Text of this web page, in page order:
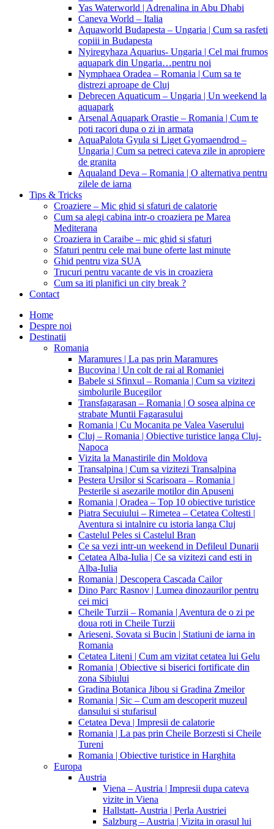
Yas Waterworld | Adrenalina in Abu Dhabi
Caneva World – Italia
Aquaworld Budapesta – Ungaria | Cum sa rasfeti
copiii in Budapesta
Nyiregyhaza Aquarius- Ungaria | Cel mai frumos
aquapark din Ungaria…pentru noi
Nymphaea Oradea – Romania | Cum sa te
distrezi aproape de Cluj
Debrecen Aquaticum – Ungaria | Un weekend la
aquapark
Arsenal Aquapark Orastie – Romania | Cum te
poti racori dupa o zi in armata
AquaPalota Gyula si Liget Gyomaendrod –
Ungaria | Cum sa petreci cateva zile in apropiere
de granita
Aqualand Deva – Romania | O alternativa pentru
zilele de iarna
Tips & Tricks
Croaziere – Mic ghid si sfaturi de calatorie
Cum sa alegi cabina intr-o croaziera pe Marea
Mediterana
Croaziera in Caraibe – mic ghid si sfaturi
Sfaturi pentru cele mai bune oferte last minute
Ghid pentru viza SUA
Trucuri pentru vacante de vis in croaziera
Cum sa iti planifici un city break ?
Contact
Home
Despre noi
Destinatii
Romania
Maramures | La pas prin Maramures
Bucovina | Un colt de rai al Romaniei
Babele si Sfinxul – Romania | Cum sa vizitezi
simbolurile Bucegilor
Transfagarasan – Romania | O sosea alpina ce
strabate Muntii Fagarasului
Romania | Cu Mocanita pe Valea Vaserului
Cluj – Romania | Obiective turistice langa Cluj-
Napoca
Vizita la Manastirile din Moldova
Transalpina | Cum sa vizitezi Transalpina
Pestera Ursilor si Scarisoara – Romania |
Pesterile si asezarile motilor din Apuseni
Romania | Oradea – Top 10 obiective turistice
Piatra Secuiului – Rimetea – Cetatea Coltesti |
Aventura si intalnire cu istoria langa Cluj
Castelul Peles si Castelul Bran
Ce sa vezi intr-un weekend in Defileul Dunarii
Cetatea Alba-Iulia | Ce sa vizitezi cand esti in
Alba-Iulia
Romania | Descopera Cascada Cailor
Dino Parc Rasnov | Lumea dinozaurilor pentru
cei mici
Cheile Turzii – Romania | Aventura de o zi pe
doua roti in Cheile Turzii
Arieseni, Sovata si Bucin | Statiuni de iarna in
Romania
Cetatea Liteni | Cum am vizitat cetatea lui Gelu
Romania | Obiective si biserici fortificate din
zona Sibiului
Gradina Botanica Jibou si Gradina Zmeilor
Romania | Sic – Cum am descoperit muzeul
dansului si stufarisul
Cetatea Deva | Impresii de calatorie
Romania | La pas prin Cheile Borzesti si Cheile
Tureni
Romania | Obiective turistice in Harghita
Europa
Austria
Viena – Austria | Impresii dupa cateva
vizite in Viena
Hallstatt- Austria | Perla Austriei
Salzburg – Austria | Vizita in orasul lui